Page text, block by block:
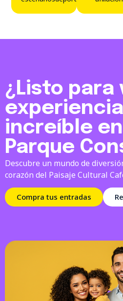
¿Listo para
experiencia
increíble en
Parque
Descubre un mundo de
corazón del Paisaje Cultural
Compra tus entradas